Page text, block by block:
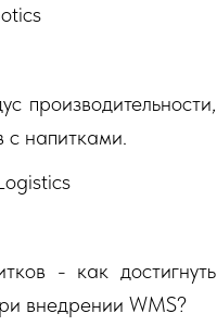
производительности,
с напитками.
- как достигнуть
внедрении WMS?